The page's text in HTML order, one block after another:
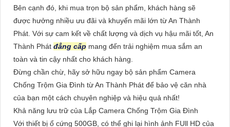
Bên cạnh đó, khi mua trọn bộ sản phẩm, khách hàng sẽ
được hưởng nhiều ưu đãi và khuyến mãi lớn từ An Thành
Phát. Với sự cam kết về chất lượng và dịch vụ hậu mãi tốt, An
Thành Phát đẳng cấp mang đến trải nghiệm mua sắm an
toàn và tin cậy nhất cho khách hàng.
Đừng chần chừ, hãy sở hữu ngay bộ sản phẩm Camera
Chống Trộm Gia Đình từ An Thành Phát để bảo vệ căn nhà
của bạn một cách chuyên nghiệp và hiệu quả nhất!
Khả năng lưu trữ của Lắp Camera Chống Trộm Gia Đình
Với thiết bị ổ cứng 500GB, có thể ghi lại hình ảnh FUll HD của